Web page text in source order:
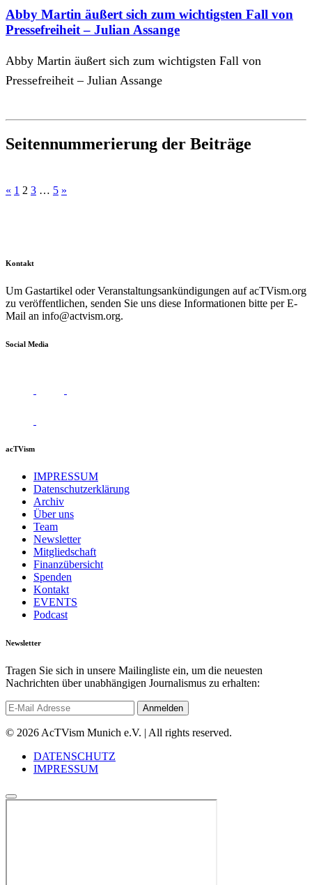
Abby Martin äußert sich zum wichtigsten Fall von
Pressefreiheit – Julian Assange
Abby Martin äußert sich zum wichtigsten Fall von
Pressefreiheit – Julian Assange
Seitennummerierung der Beiträge
« 1 2 3 … 5 »
Kontakt
Um Gastartikel oder Veranstaltungsankündigungen auf acTVism.org
zu veröffentlichen, senden Sie uns diese Informationen bitte per E-
Mail an info@actvism.org.
Social Media
acTVism
IMPRESSUM
Datenschutzerklärung
Archiv
Über uns
Team
Newsletter
Mitgliedschaft
Finanzübersicht
Spenden
Kontakt
EVENTS
Podcast
Newsletter
Tragen Sie sich in unsere Mailingliste ein, um die neuesten
Nachrichten über unabhängigen Journalismus zu erhalten:
© 2026 AcTVism Munich e.V. | All rights reserved.
DATENSCHUTZ
IMPRESSUM